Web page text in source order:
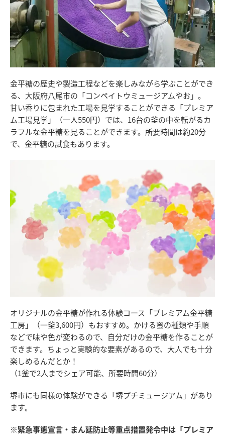
金平糖の歴史や製造工程などを楽しみながら学ぶことができ
る、大阪府八尾市の「コンペイトウミュージアムやお」。
甘い香りに包まれた工場を見学することができる「プレミア
ム工場見学」（一人550円）では、16台の釜の中を転がるカ
ラフルな金平糖を見ることができます。所要時間は約20分
で、金平糖の試食もあります。
オリジナルの金平糖が作れる体験コース「プレミアム金平糖
工房」（一釜3,600円）もおすすめ。かける蜜の種類や手順
などで味や色が変わるので、自分だけの金平糖を作ることが
できます。ちょっと実験的な要素があるので、大人でも十分
楽しめるんだとか！
（1釜で2人までシェア可能、所要時間60分）
堺市にも同様の体験ができる「堺プチミュージアム」があり
ます。
※緊急事態宣言・まん延防止等重点措置発令中は「プレミア